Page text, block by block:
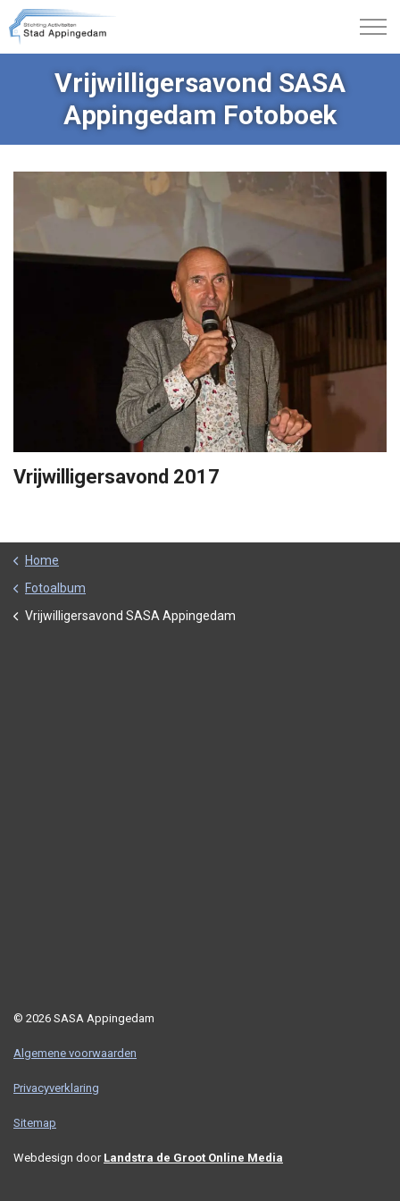
Vrijwilligersavond SASA
Appingedam Fotoboek
Vrijwilligersavond 2017
Home
Fotoalbum
Vrijwilligersavond SASA Appingedam
© 2026 SASA Appingedam
Algemene voorwaarden
Privacyverklaring
Sitemap
Webdesign door Landstra de Groot Online Media